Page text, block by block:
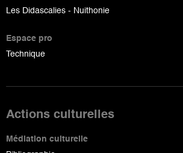
Les Didascalies - Nuithonie
Espace pro
Technique
Actions culturelles
Médiation culturelle